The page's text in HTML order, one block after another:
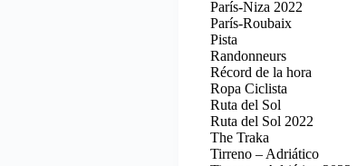
París-Niza 2022
París-Roubaix
Pista
Randonneurs
Récord de la hora
Ropa Ciclista
Ruta del Sol
Ruta del Sol 2022
The Traka
Tirreno – Adriático